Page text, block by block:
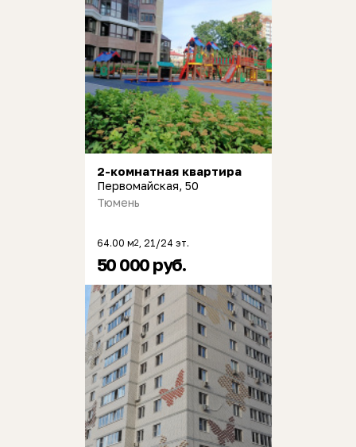
2-комнатная квартира
Первомайская, 50
Тюмень
64.00 м2 , 21/24 эт.
50 000 руб.